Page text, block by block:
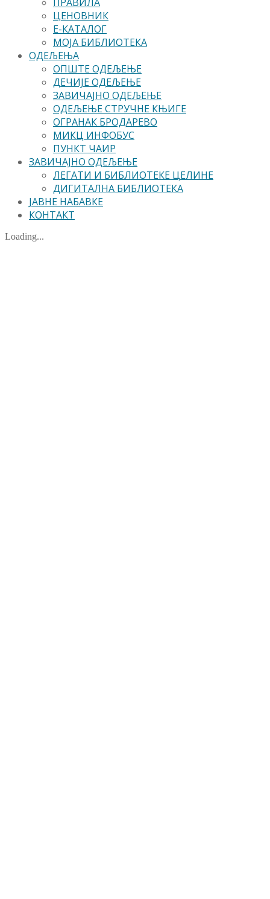
ЦЕНОВНИК
Е-КАТАЛОГ
МОЈА БИБЛИОТЕКА
ОДЕЉЕЊА
ОПШТЕ ОДЕЉЕЊЕ
ДЕЧИЈЕ ОДЕЉЕЊЕ
ЗАВИЧАЈНО ОДЕЉЕЊЕ
ОДЕЉЕЊЕ СТРУЧНЕ КЊИГЕ
ОГРАНАК БРОДАРЕВО
МИКЦ ИНФОБУС
ПУНКТ ЧАИР
ЗАВИЧАЈНО ОДЕЉЕЊЕ
ЛЕГАТИ И БИБЛИОТЕКЕ ЦЕЛИНЕ
ДИГИТАЛНА БИБЛИОТЕКА
ЈАВНЕ НАБАВКЕ
КОНТАКТ
Loading...